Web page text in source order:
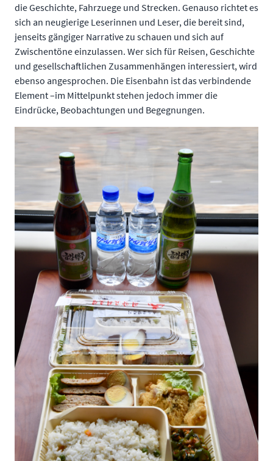
die Geschichte, Fahrzuege und Strecken. Genauso richtet es
sich an neugierige Leserinnen und Leser, die bereit sind,
jenseits gängiger Narrative zu schauen und sich auf
Zwischentöne einzulassen. Wer sich für Reisen, Geschichte
und gesellschaftlichen Zusammenhängen interessiert, wird
ebenso angesprochen. Die Eisenbahn ist das verbindende
Element –im Mittelpunkt stehen jedoch immer die
Eindrücke, Beobachtungen und Begegnungen.